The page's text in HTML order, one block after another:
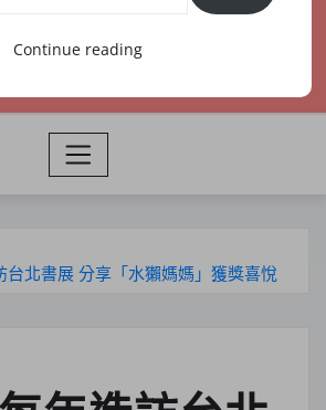
台北書展 分享「水獺媽媽」獲獎喜悅
Continue reading